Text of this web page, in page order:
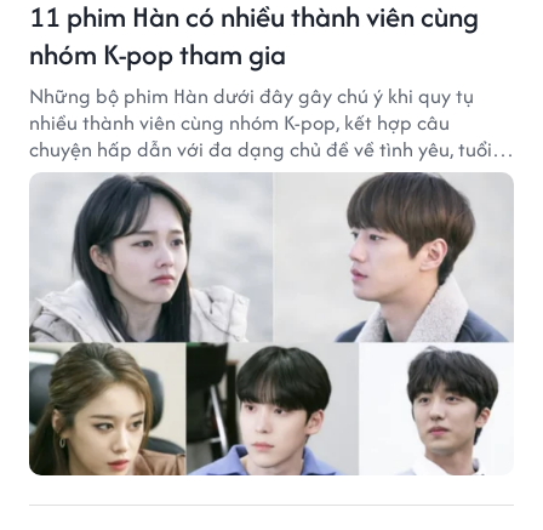
11 phim Hàn có nhiều thành viên cùng
nhóm K-pop tham gia
Những bộ phim Hàn dưới đây gây chú ý khi quy tụ
nhiều thành viên cùng nhóm K-pop, kết hợp câu
chuyện hấp dẫn với đa dạng chủ đề về tình yêu, tuổi
trẻ và ước mơ.